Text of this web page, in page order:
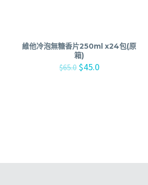
維他冷泡無糖香片250ml x24包(原
箱)
$65.0 $45.0